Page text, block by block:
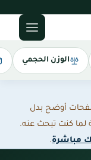
الوزن الحجمي
أوضح بدل
لما كنت تبحث عنه.
مباشرة.